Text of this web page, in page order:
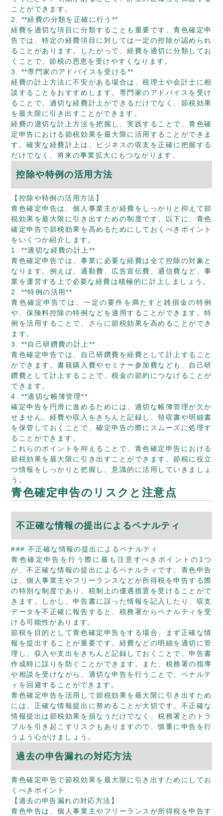
ことができます。
2. **経費の分類を正確に行う**
経費を適切な項目に分類することも重要です。青色確定申
告では、特定の経費項目に対しては一定の控除が認められ
ることがあります。したがって、経費を適切に分類してお
くことで、節税の恩恵を受けやすくなります。
3. **専門家のアドバイスを受ける**
経費の計上方法に不安がある場合は、税理士や会計士に相
談することをおすすめします。専門家のアドバイスを受け
ることで、適切な経費計上ができるだけでなく、節税効果
を最大限に引き出すことができます。
経費の適切な計上方法を把握し、実践することで、青色確
定申告における節税効果を最大限に活用することができま
す。確実な経費計上は、ビジネスの収支を正確に把握する
だけでなく、将来の事業拡大にもつながります。
控除や特例の活用方法
【控除や特例の活用方法】
青色確定申告は、個人事業主が経費をしっかりと抑えて節
税効果を最大限に引き出すための制度です。以下に、青色
確定申告で節税効果を高めるためにしておくべきポイント
をいくつか紹介します。
1. **適切な経費の計上**
青色確定申告では、事業に必要な経費は全て控除の対象と
なります。例えば、通勤費、広告宣伝費、通信費など、事
業を運営する上で必要な経費は積極的に計上しましょう。
2. **特例の活用**
青色確定申告では、一定の要件を満たすと雑損金の特例
や、保険料控除の特例などを適用することができます。特
例を活用することで、さらに節税効果を高めることができ
ます。
3. **自己研鑽費の計上**
青色確定申告では、自己研鑽費を経費として計上すること
ができます。書籍購入費やセミナー参加費なども、自己研
鑽費として計上することで、税金の節約につなげることが
できます。
4. **適切な帳簿管理**
確定申告を円滑に進めるためには、適切な帳簿管理が欠か
せません。経費や収入をきちんと記録し、領収書や明細書
を保管しておくことで、確定申告の際にスムーズに処理す
ることができます。
これらのポイントを抑えることで、青色確定申告における
節税効果を最大限に引き出すことができます。節税に役立
つ情報をしっかりと把握し、意識的に活用していきましょ
う。
青色確定申告のリスクと注意点
不正確な情報の提出によるペナルティ
### 不正確な情報の提出によるペナルティ
青色確定申告を行う際に最も注意すべきポイントの1つ
が、不正確な情報の提出によるペナルティです。青色申告
は、個人事業主やフリーランスなどが所得税を申告する際
の特別な制度であり、税制上の優遇措置を受けることがで
きます。しかし、申告書に誤った情報を記入したり、収支
データを不正確に報告すると、税務署からペナルティを受
ける可能性があります。
節税を目的として青色確定申告をする場合、まず正確な情
報を提出することが重要です。経費などの明細を適切に管
理し、収入や支出をきちんと記録しておくことで、申告書
作成時に誤りを防ぐことができます。また、税務署の指導
や相談を受けながら、適切な申告を行うことで、ペナルテ
ィを回避することができます。
青色確定申告を活用して節税効果を最大限に引き出すため
には、正確な情報提出に努めることが大切です。不正確な
情報提出は節税効果を損なうだけでなく、税務署とのトラ
ブルを引き起こすリスクもありますので、慎重に申告を行
うよう心がけましょう。
過去の申告漏れの対応方法
青色確定申告で節税効果を最大限に引き出すためにしてお
くべきポイント
【過去の申告漏れの対応方法】
青色申告は、個人事業主やフリーランスが所得税を申告す